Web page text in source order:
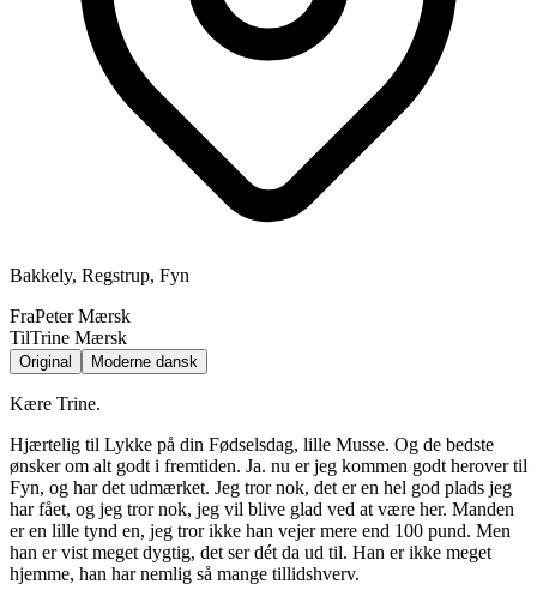
Bakkely, Regstrup, Fyn
FraPeter Mærsk
TilTrine Mærsk
Original Moderne dansk
Kære Trine.
Hjærtelig til Lykke på din Fødselsdag, lille Musse. Og de bedste
ønsker om alt godt i fremtiden. Ja. nu er jeg kommen godt herover til
Fyn, og har det udmærket. Jeg tror nok, det er en hel god plads jeg
har fået, og jeg tror nok, jeg vil blive glad ved at være her. Manden
er en lille tynd en, jeg tror ikke han vejer mere end 100 pund. Men
han er vist meget dygtig, det ser dét da ud til. Han er ikke meget
hjemme, han har nemlig så mange tillidshverv.